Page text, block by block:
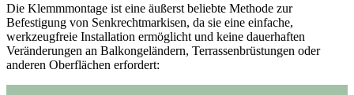
Die Klemmmontage ist eine äußerst beliebte Methode zur
Befestigung von Senkrechtmarkisen, da sie eine einfache,
werkzeugfreie Installation ermöglicht und keine dauerhaften
Veränderungen an Balkongeländern, Terrassenbrüstungen oder
anderen Oberflächen erfordert: